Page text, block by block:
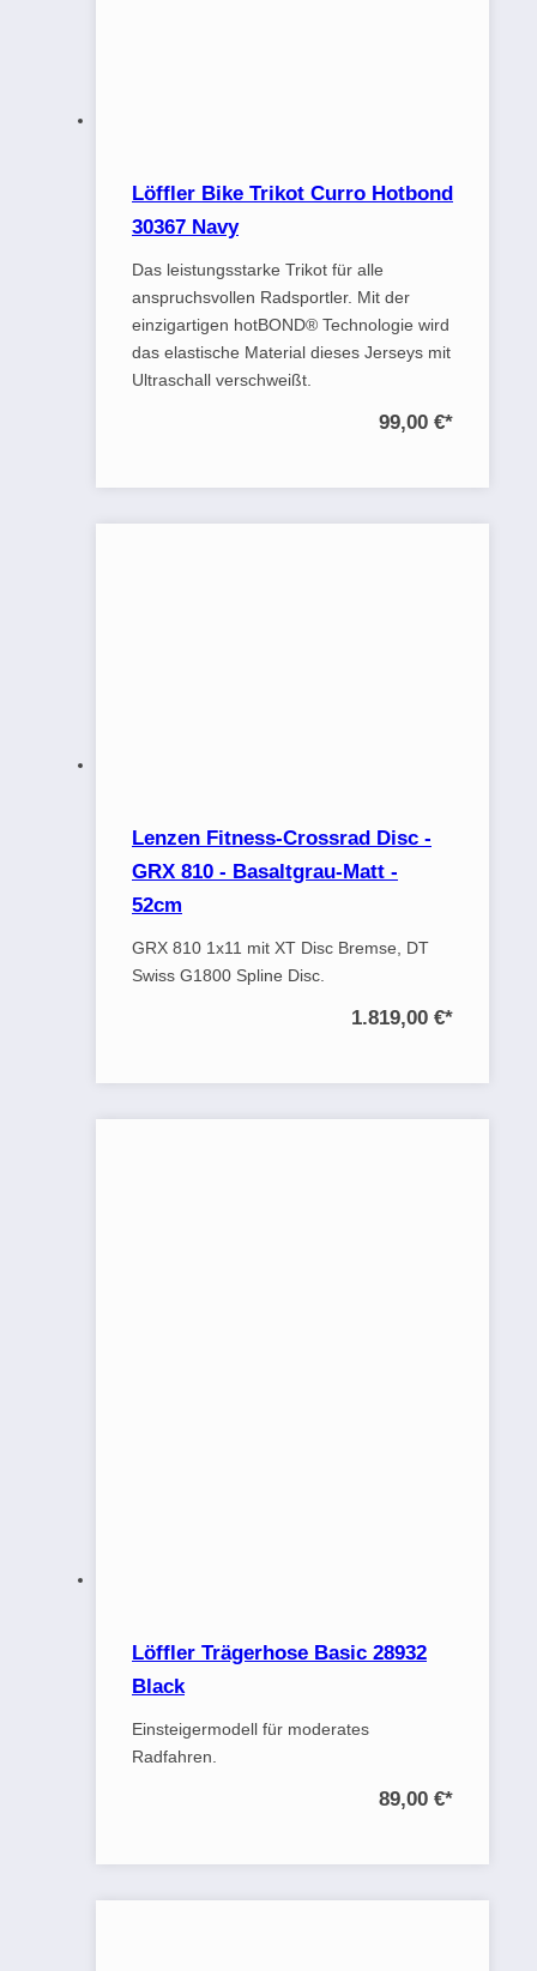
Löffler Bike Trikot Curro Hotbond
30367 Navy
Das leistungsstarke Trikot für alle
anspruchsvollen Radsportler. Mit der
einzigartigen hotBOND® Technologie wird
das elastische Material dieses Jerseys mit
Ultraschall verschweißt.
99,00 €*
Lenzen Fitness-Crossrad Disc -
GRX 810 - Basaltgrau-Matt -
52cm
GRX 810 1x11 mit XT Disc Bremse, DT
Swiss G1800 Spline Disc.
1.819,00 €*
Löffler Trägerhose Basic 28932
Black
Einsteigermodell für moderates
Radfahren.
89,00 €*